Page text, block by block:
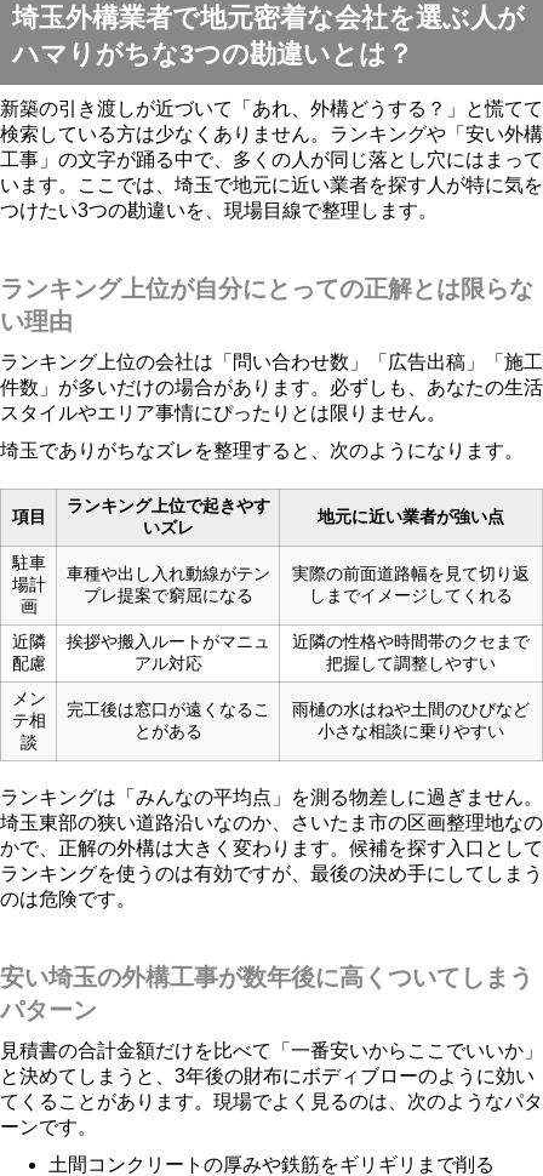
埼玉外構業者で地元密着な会社を選ぶ人が
ハマりがちな3つの勘違いとは？
新築の引き渡しが近づいて「あれ、外構どうする？」と慌てて
検索している方は少なくありません。ランキングや「安い外構
工事」の文字が踊る中で、多くの人が同じ落とし穴にはまって
います。ここでは、埼玉で地元に近い業者を探す人が特に気を
つけたい3つの勘違いを、現場目線で整理します。
ランキング上位が自分にとっての正解とは限らな
い理由
ランキング上位の会社は「問い合わせ数」「広告出稿」「施工
件数」が多いだけの場合があります。必ずしも、あなたの生活
スタイルやエリア事情にぴったりとは限りません。
埼玉でありがちなズレを整理すると、次のようになります。
項目
ランキング上位で起きやす
いズレ
地元に近い業者が強い点
駐車
場計
画
車種や出し入れ動線がテン
プレ提案で窮屈になる
実際の前面道路幅を見て切り返
しまでイメージしてくれる
近隣
配慮
挨拶や搬入ルートがマニュ
アル対応
近隣の性格や時間帯のクセまで
把握して調整しやすい
メン
テ相
談
完工後は窓口が遠くなるこ
とがある
雨樋の水はねや土間のひびなど
小さな相談に乗りやすい
ランキングは「みんなの平均点」を測る物差しに過ぎません。
埼玉東部の狭い道路沿いなのか、さいたま市の区画整理地なの
かで、正解の外構は大きく変わります。候補を探す入口として
ランキングを使うのは有効ですが、最後の決め手にしてしまう
のは危険です。
安い埼玉の外構工事が数年後に高くついてしまう
パターン
見積書の合計金額だけを比べて「一番安いからここでいいか」
と決めてしまうと、3年後の財布にボディブローのように効い
てくることがあります。現場でよく見るのは、次のようなパタ
ーンです。
土間コンクリートの厚みや鉄筋をギリギリまで削る